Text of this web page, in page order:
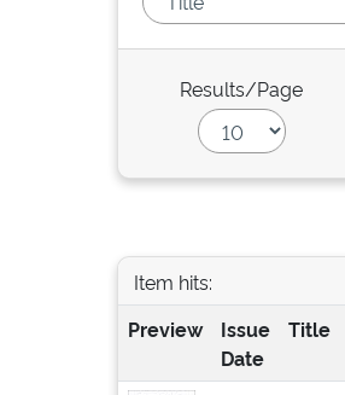
Results/Page
Item hits:
Preview
Issue
Date
Title